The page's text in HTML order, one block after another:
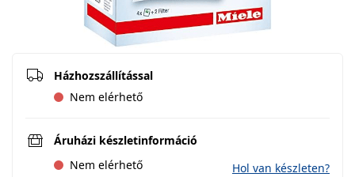
Házhozszállítással
Nem elérhető
Áruházi készletinformáció
Nem elérhető
Hol van készleten?